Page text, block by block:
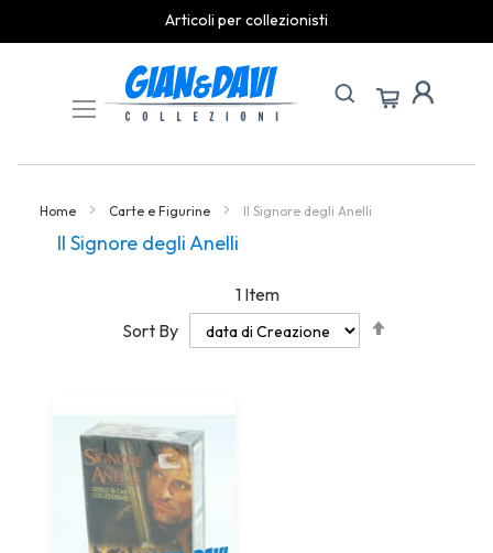
Articoli per collezionisti
Content
Home Carte e Figurine Il Signore degli Anelli
Il Signore degli Anelli
1 Item
Sort By